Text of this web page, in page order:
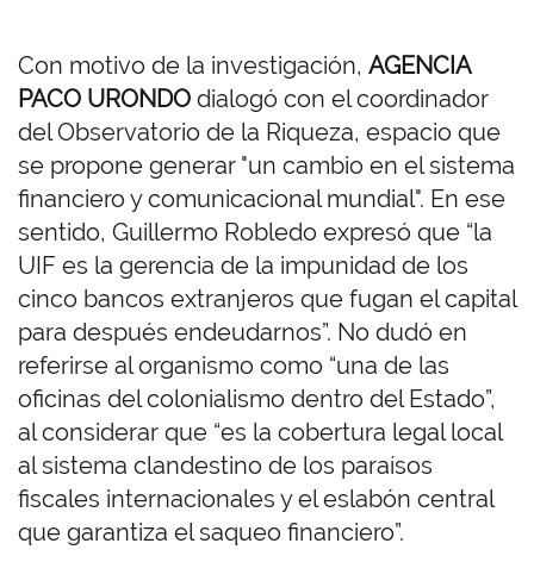
Con motivo de la investigación, AGENCIA
PACO URONDO dialogó con el coordinador
del Observatorio de la Riqueza, espacio que
se propone generar "un cambio en el sistema
financiero y comunicacional mundial". En ese
sentido, Guillermo Robledo expresó que “la
UIF es la gerencia de la impunidad de los
cinco bancos extranjeros que fugan el capital
para después endeudarnos”. No dudó en
referirse al organismo como “una de las
oficinas del colonialismo dentro del Estado”,
al considerar que “es la cobertura legal local
al sistema clandestino de los paraísos
fiscales internacionales y el eslabón central
que garantiza el saqueo financiero”.